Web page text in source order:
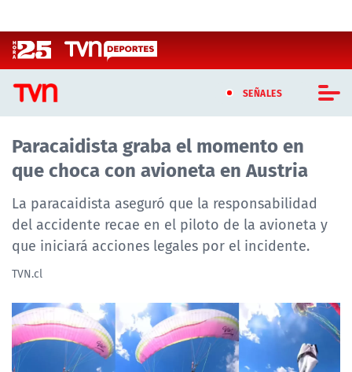
SEÑALES
CASTING MASTERCHEF CHILE
CASTING TVN VERTICAL
TVN VERTICAL
TVN PLAY
TELESERIES
Paracaidista graba el momento en
que choca con avioneta en Austria
La paracaidista aseguró que la responsabilidad
del accidente recae en el piloto de la avioneta y
que iniciará acciones legales por el incidente.
TVN.cl